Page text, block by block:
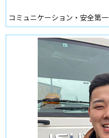
コミュニケーション・安全第一